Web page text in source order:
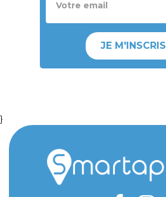
JE M'INSCRIS
}